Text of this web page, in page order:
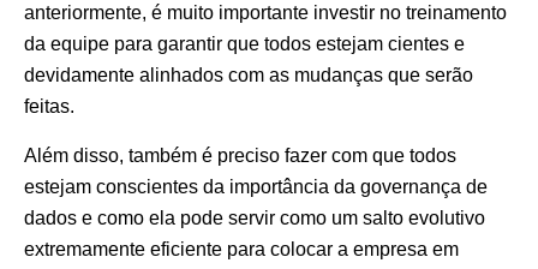
anteriormente, é muito importante investir no treinamento
da equipe para garantir que todos estejam cientes e
devidamente alinhados com as mudanças que serão
feitas.
Além disso, também é preciso fazer com que todos
estejam conscientes da importância da governança de
dados e como ela pode servir como um salto evolutivo
extremamente eficiente para colocar a empresa em